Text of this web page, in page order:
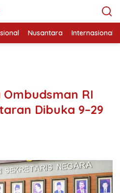
Nusantara Internasional
RI
Dibuka 9–29